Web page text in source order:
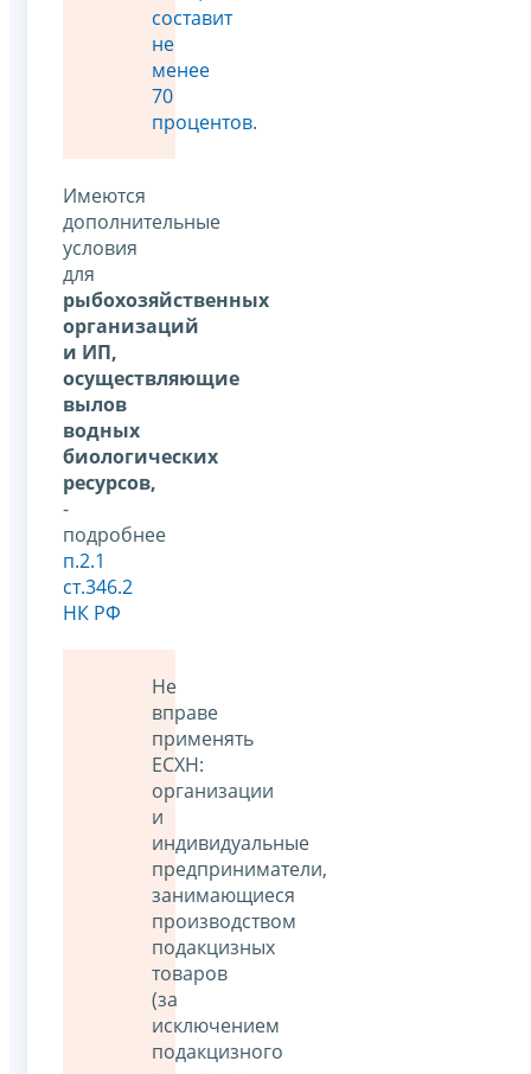
составит
не
менее
70
процентов.
Имеются
дополнительные
условия
для
рыбохозяйственных
организаций
и ИП,
осуществляющие
вылов
водных
биологических
ресурсов,
-
подробнее
п.2.1
ст.346.2
НК РФ
Не
вправе
применять
ЕСХН:
организации
и
индивидуальные
предприниматели,
занимающиеся
производством
подакцизных
товаров
(за
исключением
подакцизного